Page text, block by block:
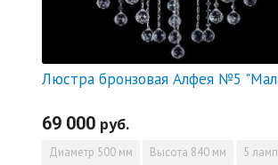
69 000 руб.
Диаметр 500 мм Высота 840 мм 5 ламп